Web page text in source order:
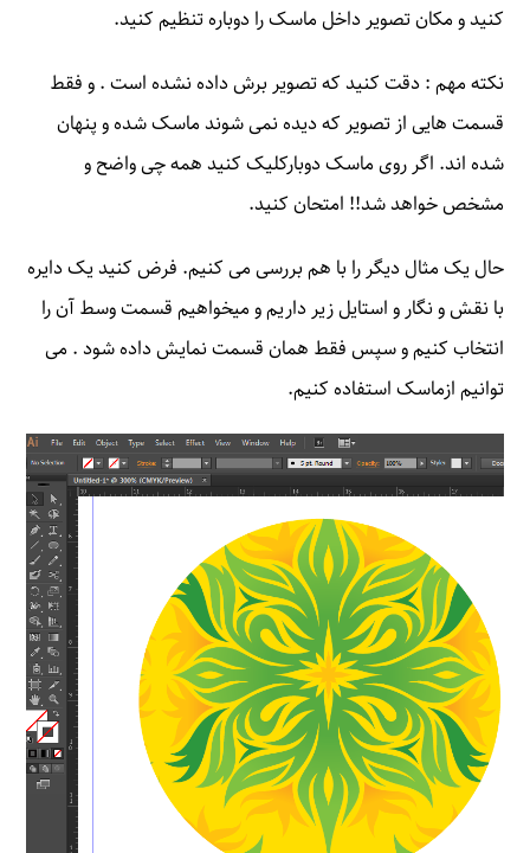
کنید و مکان تصویر داخل ماسک را دوباره تنظیم کنید.
نکته مهم : دقت کنید که تصویر برش داده نشده است . و فقط
قسمت هایی از تصویر که دیده نمی شوند ماسک شده و پنهان
شده اند. اگر روی ماسک دوبارکلیک کنید همه چی واضح و
مشخص خواهد شد!! امتحان کنید.
حال یک مثال دیگر را با هم بررسی می کنیم. فرض کنید یک دایره
با نقش و نگار و استایل زیر داریم و میخواهیم قسمت وسط آن را
انتخاب کنیم و سپس فقط همان قسمت نمایش داده شود . می
توانیم ازماسک استفاده کنیم.